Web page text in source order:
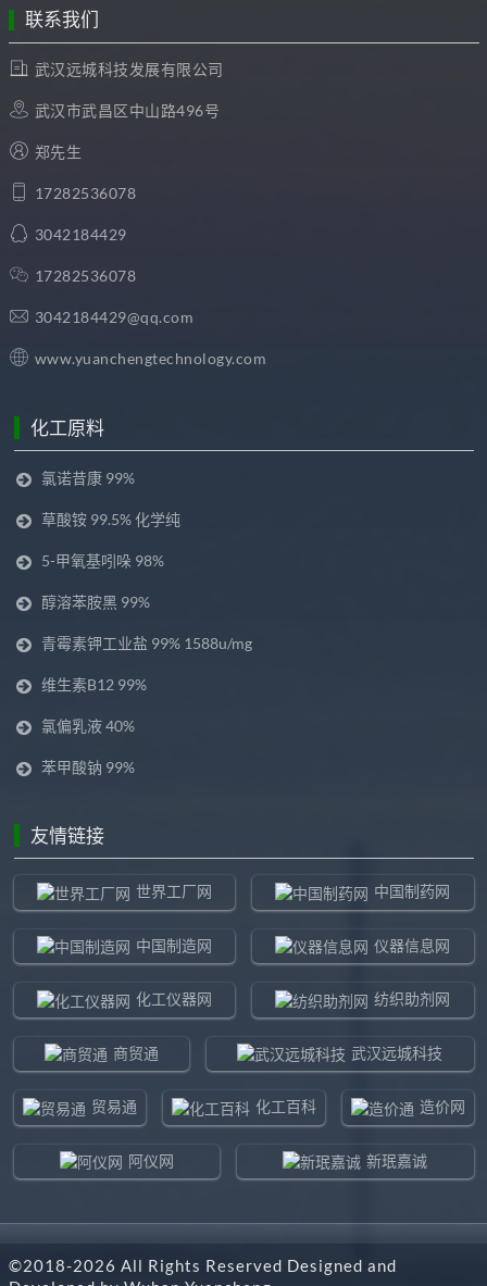
联系我们
武汉远城科技发展有限公司
武汉市武昌区中山路496号
郑先生
17282536078
3042184429
17282536078
3042184429@qq.com
www.yuanchengtechnology.com
化工原料
氯诺昔康 99%
草酸铵 99.5% 化学纯
5-甲氧基吲哚 98%
醇溶苯胺黑 99%
青霉素钾工业盐 99% 1588u/mg
维生素B12 99%
氯偏乳液 40%
苯甲酸钠 99%
友情链接
世界工厂网 中国制药网
中国制造网 仪器信息网
化工仪器网 纺织助剂网
商贸通 武汉远城科技
贸易通 化工百科 造价网
阿仪网 新珉嘉诚
东北制造网 药智通
©2018-2026 All Rights Reserved Designed and